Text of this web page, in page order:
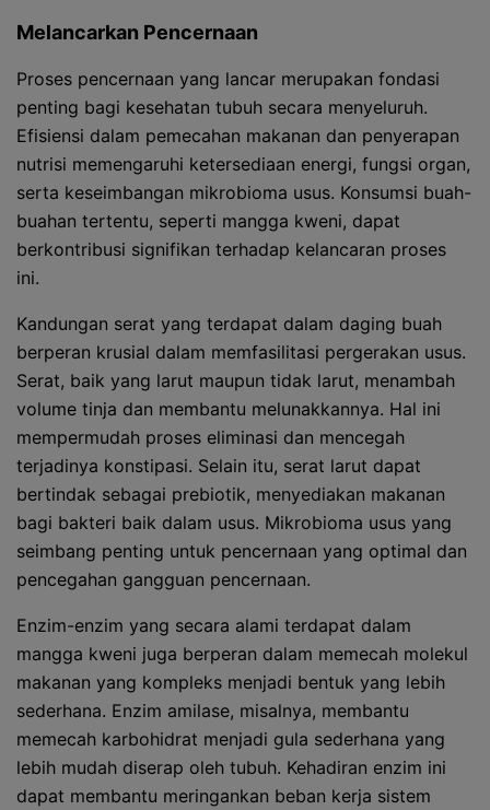
Melancarkan Pencernaan
Proses pencernaan yang lancar merupakan fondasi
penting bagi kesehatan tubuh secara menyeluruh.
Efisiensi dalam pemecahan makanan dan penyerapan
nutrisi memengaruhi ketersediaan energi, fungsi organ,
serta keseimbangan mikrobioma usus. Konsumsi buah-
buahan tertentu, seperti mangga kweni, dapat
berkontribusi signifikan terhadap kelancaran proses
ini.
Kandungan serat yang terdapat dalam daging buah
berperan krusial dalam memfasilitasi pergerakan usus.
Serat, baik yang larut maupun tidak larut, menambah
volume tinja dan membantu melunakkannya. Hal ini
mempermudah proses eliminasi dan mencegah
terjadinya konstipasi. Selain itu, serat larut dapat
bertindak sebagai prebiotik, menyediakan makanan
bagi bakteri baik dalam usus. Mikrobioma usus yang
seimbang penting untuk pencernaan yang optimal dan
pencegahan gangguan pencernaan.
Enzim-enzim yang secara alami terdapat dalam
mangga kweni juga berperan dalam memecah molekul
makanan yang kompleks menjadi bentuk yang lebih
sederhana. Enzim amilase, misalnya, membantu
memecah karbohidrat menjadi gula sederhana yang
lebih mudah diserap oleh tubuh. Kehadiran enzim ini
dapat membantu meringankan beban kerja sistem